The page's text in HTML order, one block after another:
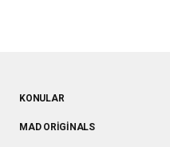
KONULAR
MAD ORIGINALS